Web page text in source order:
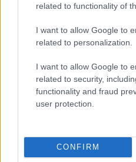
related to functionality of
I want to allow Google to
related to personalization.
I want to allow Google to
related to security,
functionality and fraud
user protection.
CONFIRM
«Αν δεν τους
στο νοσοκομείο -
νεκρό»
«Τα δυο παιδιά
μέσα σε ένα κατάστημα
τους κανονίσουμε